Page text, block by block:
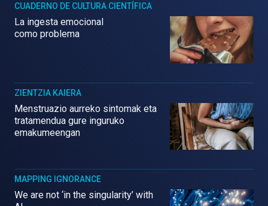
CUADERNO DE CULTURA CIENTÍFICA
La ingesta emocional
como problema
ZIENTZIA KAIERA
Menstruazio aurreko sintomak eta
tratamendua gure inguruko
emakumeengan
MAPPING IGNORANCE
We are not ‘in the singularity’ with